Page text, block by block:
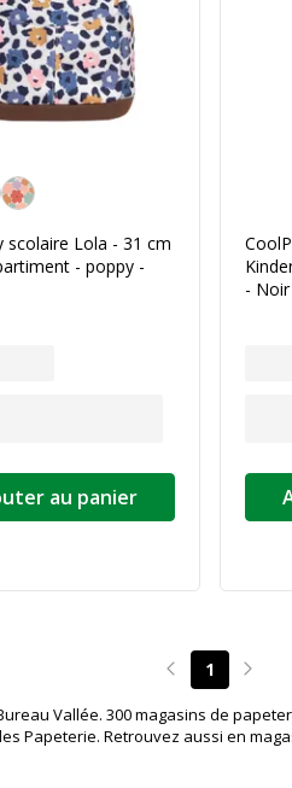
scolaire Lola - 31 cm
- poppy -
au panier
-
Page précédente
1 Page
Vallée. 300 magasins de
Papeterie. Retrouvez aussi en